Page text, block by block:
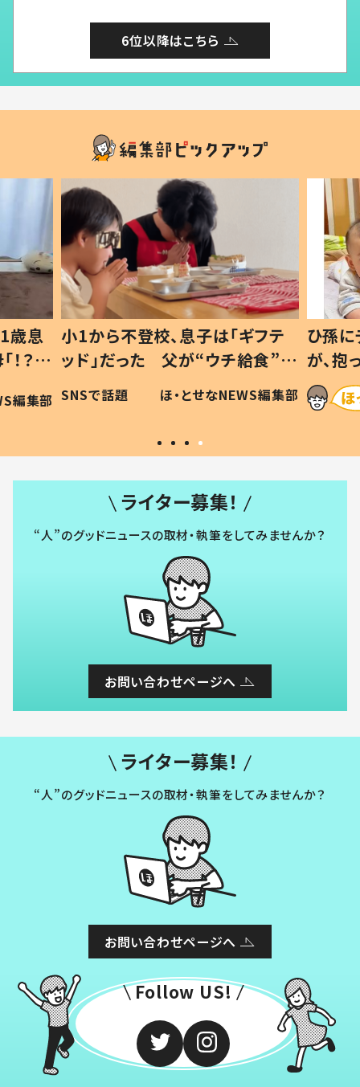
6位以降はこちら
歳息
？」
編集部
小1から不登校、息子は「ギフテ
ッド」だった 父が“ウチ給食”を
作り続ける理由とは #令和の親
#令和の子
SNSで話題 ほ・とせなNEWS編集部
ひ孫
が、
「涙が
い」
ライター募集！
“人”のグッドニュースの取材・執筆をしてみませんか？
お問い合わせページへ
ライター募集！
“人”のグッドニュースの取材・執筆をしてみませんか？
お問い合わせページへ
Follow US!